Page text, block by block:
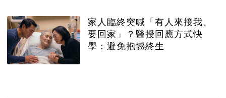
家人臨終突喊「有人來接我、
要回家」？醫授回應方式快
學：避免抱憾終生